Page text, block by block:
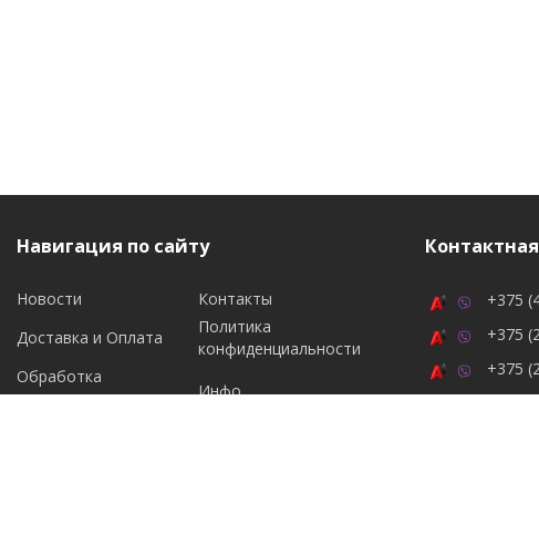
Навигация по сайту
Новости
Контакты
Доставка и Оплата
Политика
конфиденциальности
Обработка
персональных данных
Инфо
+375
+375
+375